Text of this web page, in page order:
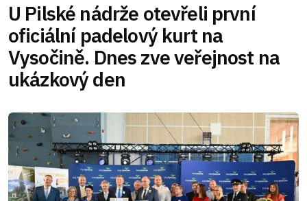
U Pilské nádrže otevřeli první
oficiální padelový kurt na
Vysočině. Dnes zve veřejnost na
ukázkový den